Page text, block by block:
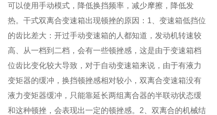
可以使用手动模式，降低换挡频率，减少摩擦，降低发
热。干式双离合变速箱出现顿挫的原因：1、变速箱低挡位
的齿比差大：开过手动变速箱的人都知道，发动机转速较
高、从一档到二档，会有一些顿挫感，这是由于变速箱档
位齿比变化较大导致，对于自动变速箱来说，由于有液力
变矩器的缓冲，换挡顿挫感相对较小，双离合变速箱没有
液力变矩器缓冲，只能靠延长两组离合器的半联动状态缓
和这种顿挫，会表现出一定的顿挫感。2、双离合的机械结